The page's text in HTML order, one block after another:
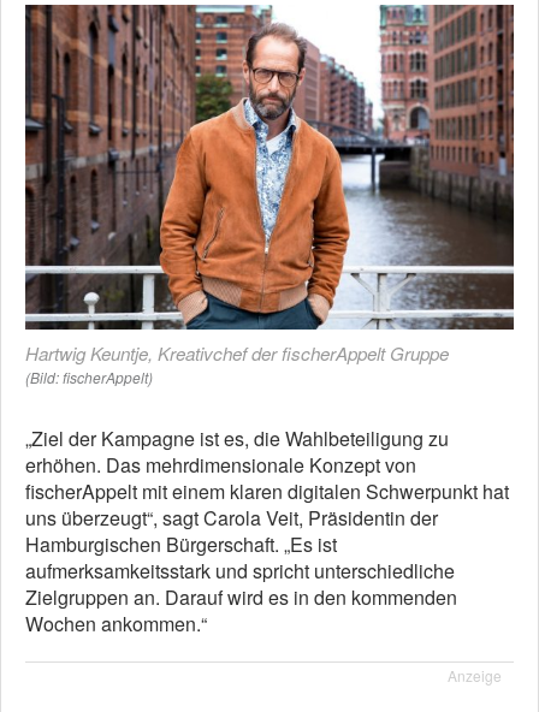
Hartwig Keuntje, Kreativchef der fischerAppelt Gruppe
(Bild: fischerAppelt)
„Ziel der Kampagne ist es, die Wahlbeteiligung zu
erhöhen. Das mehrdimensionale Konzept von
fischerAppelt mit einem klaren digitalen Schwerpunkt hat
uns überzeugt“, sagt Carola Veit, Präsidentin der
Hamburgischen Bürgerschaft. „Es ist
aufmerksamkeitsstark und spricht unterschiedliche
Zielgruppen an. Darauf wird es in den kommenden
Wochen ankommen.“
Anzeige